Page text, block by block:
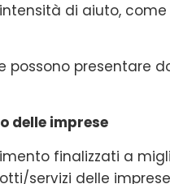
di aiuto,
possono presentare
delle imprese
finalizzati a
servizi delle